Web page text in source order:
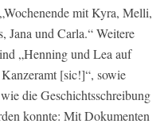
mit Kyra, Melli,
Jana und Carla.“ Weitere
„Henning und Lea auf
[sic!]“, sowie
die Geschichtsschreibung
konnte: Mit Dokumenten